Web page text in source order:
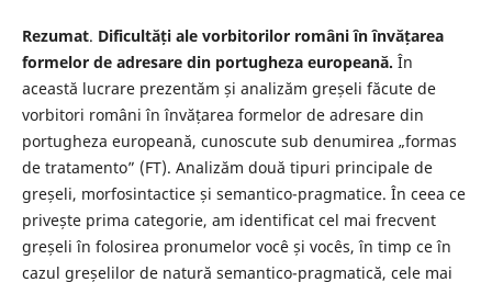
Rezumat. Dificultăți ale vorbitorilor români în învățarea
formelor de adresare din portugheza europeană. În
această lucrare prezentăm și analizăm greșeli făcute de
vorbitori români în învățarea formelor de adresare din
portugheza europeană, cunoscute sub denumirea „formas
de tratamento” (FT). Analizăm două tipuri principale de
greșeli, morfosintactice și semantico-pragmatice. În ceea ce
privește prima categorie, am identificat cel mai frecvent
greșeli în folosirea pronumelor você și vocês, în timp ce în
cazul greșelilor de natură semantico-pragmatică, cele mai